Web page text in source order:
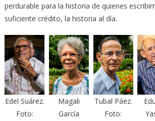
perdurable para la historia de quienes
suficiente crédito, la historia al día.
Edel Suárez.
Foto:
Magali
García
Tubal Páez.
Foto: